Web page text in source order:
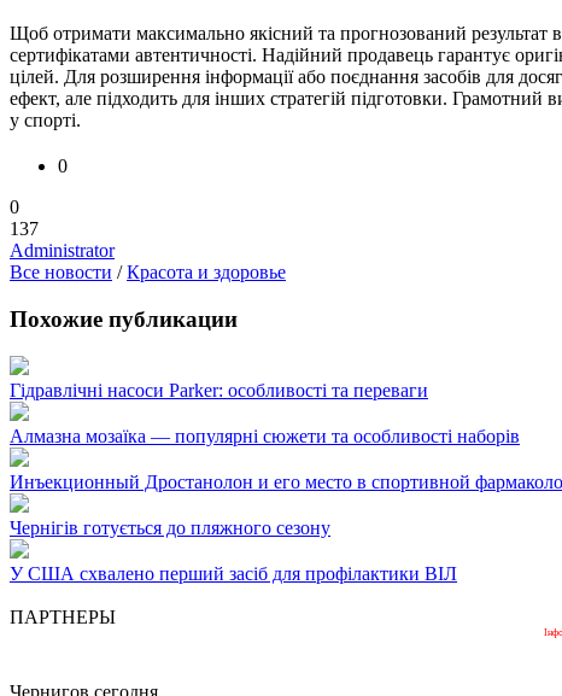
Щоб отримати максимально якісний та прогнозований результат
сертифікатами автентичності. Надійний продавець гарантує
цілей. Для розширення інформації або поєднання засобів для
ефект, але підходить для інших стратегій підготовки. Грамотний
у спорті.
0
0
137
Administrator
Все новости /Красота и здоровье
Похожие публикации
Гідравлічні насоси Parker: особливості та переваги
Алмазна мозаїка — популярні сюжети та особливості наборів
Инъекционный Дростанолон и его место в спортивной
Чернігів готується до пляжного сезону
У США схвалено перший засіб для профілактики ВІЛ
ПАРТНЕРЫ
Чернигов сегодня